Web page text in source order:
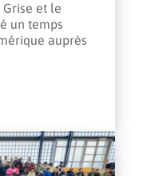
et le
un temps
auprès